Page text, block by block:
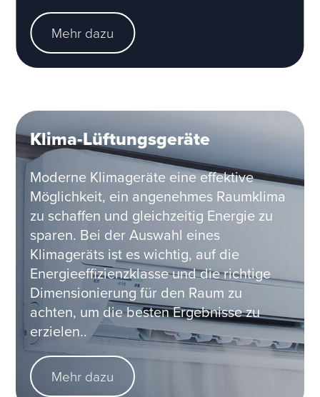
Mehr dazu
Klima-Lüftungsgeräte
Moderne Klimageräte eine effektive
Möglichkeit, ein angenehmes Raumklima
zu schaffen und gleichzeitig Energie zu
sparen. Bei der Auswahl eines
Klimageräts ist es wichtig, auf die
Energieeffizienzklasse und die richtige
Dimensionierung für den Raum zu
achten, um die besten Ergebnisse zu
erzielen..
Mehr dazu